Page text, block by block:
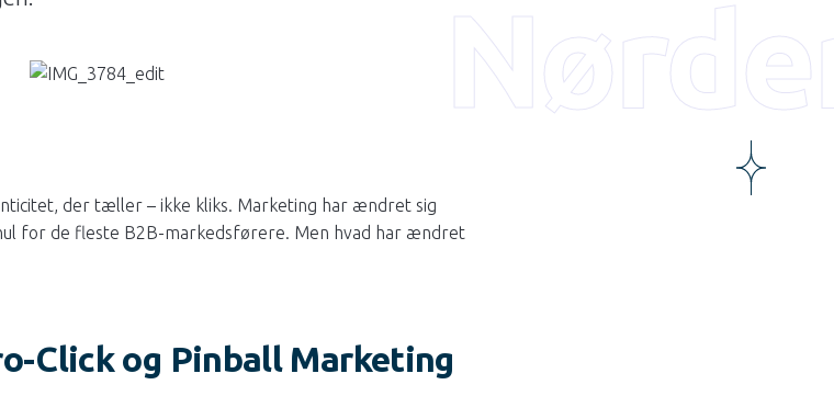
der tæller – ikke kliks. Marketing har ændret sig
for de fleste B2B-markedsførere. Men hvad har ændret
Click og Pinball Marketing